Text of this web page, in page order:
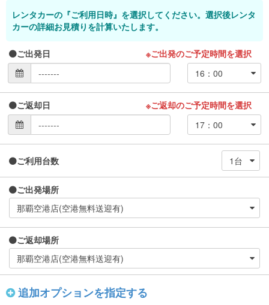
レンタカーの『ご利用日時』を選択してください。選択後レンタ
カーの詳細お見積りを計算いたします。
ご出発日 ※ご出発のご予定時間を選択
ご返却日 ※ご返却のご予定時間を選択
ご利用台数
ご出発場所
ご返却場所
追加オプションを指定する